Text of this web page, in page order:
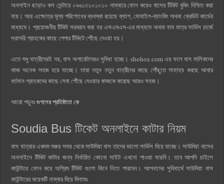
অনলাইন ছাড়াও কল সেন্টারে ০৯৬১৩১০১০১০ নাম্বারে ফোন করেও বাসের টিকিট বুকিং নিশ্চিত করা
যায়। আর এক্ষেত্রে মূল্য পরিশোধের ব্যবস্থা রয়েছে ক্যাশ, মোবাইল-ব্যাংকিং অথবা ক্রেডিট কার্ডের
মাধ্যমে। প্রয়োজনীয় টিকিট সরবরাহ করা হয় এসএমএস-এর মাধ্যমে অথবা নাম মাত্র সার্ভিস চার্জে
সরাসরি গ্রাহকের কাছে পেপার টিকিটে পৌঁছে দেওয়া হয়।
এতে শুধু যাত্রীদেরই নয়, বাস অপারেটদেরও সুবিধা হচ্ছে। shohoz.com এর ফলে বাস মালিকদের
কাজ অনেক সহজ হয়ে যাচ্ছে। তারা নতুন নতুন যাত্রীদের কাছে পৌঁছুতে সাহায্য করছে আবার
বর্তমান গ্রাহকদের কাছে সেবা পৌঁছে দেওয়ার কাজকে করেছে আরও সহজ।
আরো পড়ুনঃগুগলের প্রতিষ্ঠাতা কে
Soudia Bus টিকেট অনলাইনে কাটার নিয়ম
বাস যাত্রার একদম শুরুর সময় থেকে সাউদিয়া বাস তাদের ভালো সার্ভিস দিয়ে যাচ্ছে। সাউদিয়া বাসের
অনলাইনে টিকিট কাটার জন্য নির্ধারিত কোনো সাইট এখনো পাওয়া যায়নি। তবে আপনি চাইলে
কাউন্টারে ফোন করে অগ্রিম টিকিট গুলো কিনে নিতে পারবেন। আপনাদের সুবিধার্থে সাউদিয়া বাস
কাউন্টারের কয়েকটি নাম্বার দিয়ে দিলামঃ